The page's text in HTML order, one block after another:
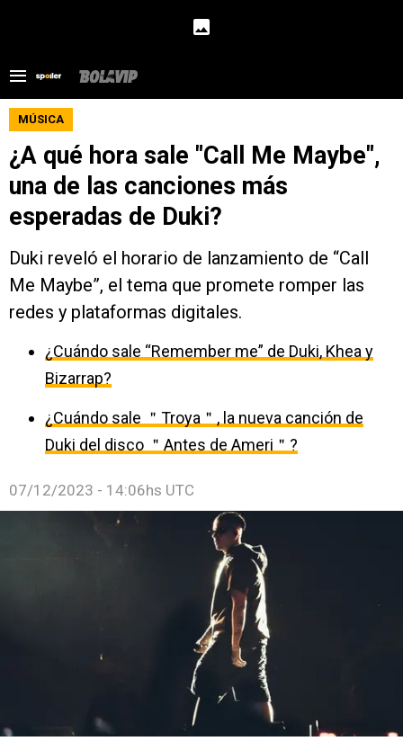
MÚSICA
¿A qué hora sale "Call Me Maybe",
una de las canciones más
esperadas de Duki?
Duki reveló el horario de lanzamiento de “Call
Me Maybe”, el tema que promete romper las
redes y plataformas digitales.
¿Cuándo sale “Remember me” de Duki, Khea y
Bizarrap?
¿Cuándo sale ＂Troya＂, la nueva canción de
Duki del disco ＂Antes de Ameri＂?
07/12/2023 - 14:06hs UTC